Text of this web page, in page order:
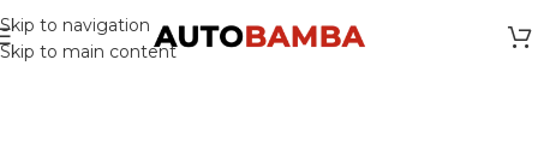
Skip to navigation
Skip to main content